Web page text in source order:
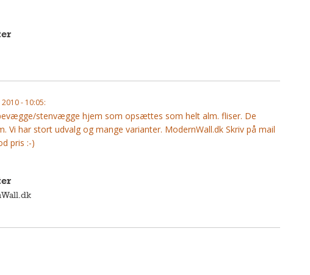
- 10:05:
stenvægge hjem som opsættes som helt alm. fliser. De
Vi har stort udvalg og mange varianter. ModernWall.dk Skriv på mail
pris :-)